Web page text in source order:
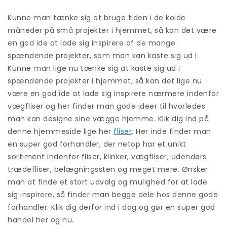
Kunne man tænke sig at bruge tiden i de kolde
måneder på små projekter i hjemmet, så kan det være
en god ide at lade sig inspirere af de mange
spændende projekter, som man kan kaste sig ud i.
Kunne man lige nu tænke sig at kaste sig ud i
spændende projekter i hjemmet, så kan det lige nu
være en god ide at lade sig inspirere nærmere indenfor
vægfliser og her finder man gode ideer til hvorledes
man kan designe sine vægge hjemme. Klik dig ind på
denne hjemmeside lige her fliser. Her inde finder man
en super god forhandler, der netop har et unikt
sortiment indenfor fliser, klinker, vægfliser, udendørs
trædefliser, belægningssten og meget mere. Ønsker
man at finde et stort udvalg og mulighed for at lade
sig inspirere, så finder man begge dele hos denne gode
forhandler. Klik dig derfor ind i dag og gør en super god
handel her og nu.